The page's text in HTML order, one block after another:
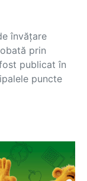
învățare
prin
publicat în
puncte